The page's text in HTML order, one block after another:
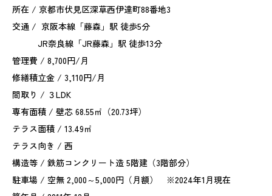
所在 / 京都市伏見区深草西伊達町88番地3
交通 / 京阪本線「藤森」駅 徒歩5分
JR奈良線「JR藤森」駅 徒歩13分
管理費 / 8,700円/月
修繕積立金 / 3,110円/月
間取り / ３LDK
専有面積 / 壁芯 68.55㎡（20.73坪）
テラス面積 / 13.49㎡
テラス向き / 西
構造等 / 鉄筋コンクリート造 5階建（3階部分）
駐車場 / 空無 2,000～5,000円（月額） ※2024年1月現在